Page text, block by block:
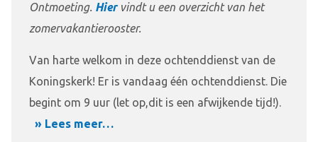
Ontmoeting. Hiervindt u een overzicht van het
zomervakantierooster.
Van harte welkom in deze ochtenddienst van de
Koningskerk! Er is vandaag één ochtenddienst. Die
begint om 9 uur (let op,dit is een afwijkende tijd!).
» Lees meer…